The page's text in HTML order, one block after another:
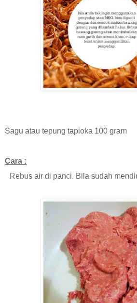
Sagu atau tepung tapioka 100 gram
Cara :
Rebus air di panci. Bila sudah